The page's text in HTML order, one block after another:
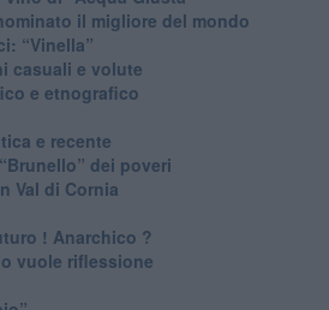
il migliore del mondo
“Vinella”
casuali e volute
e etnografico
e recente
dei poveri
Val di Cornia
! Anarchico ?
vuole riflessione